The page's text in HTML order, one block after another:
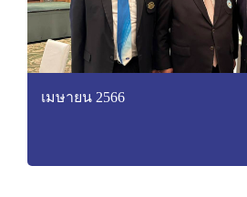
เมษายน 2566